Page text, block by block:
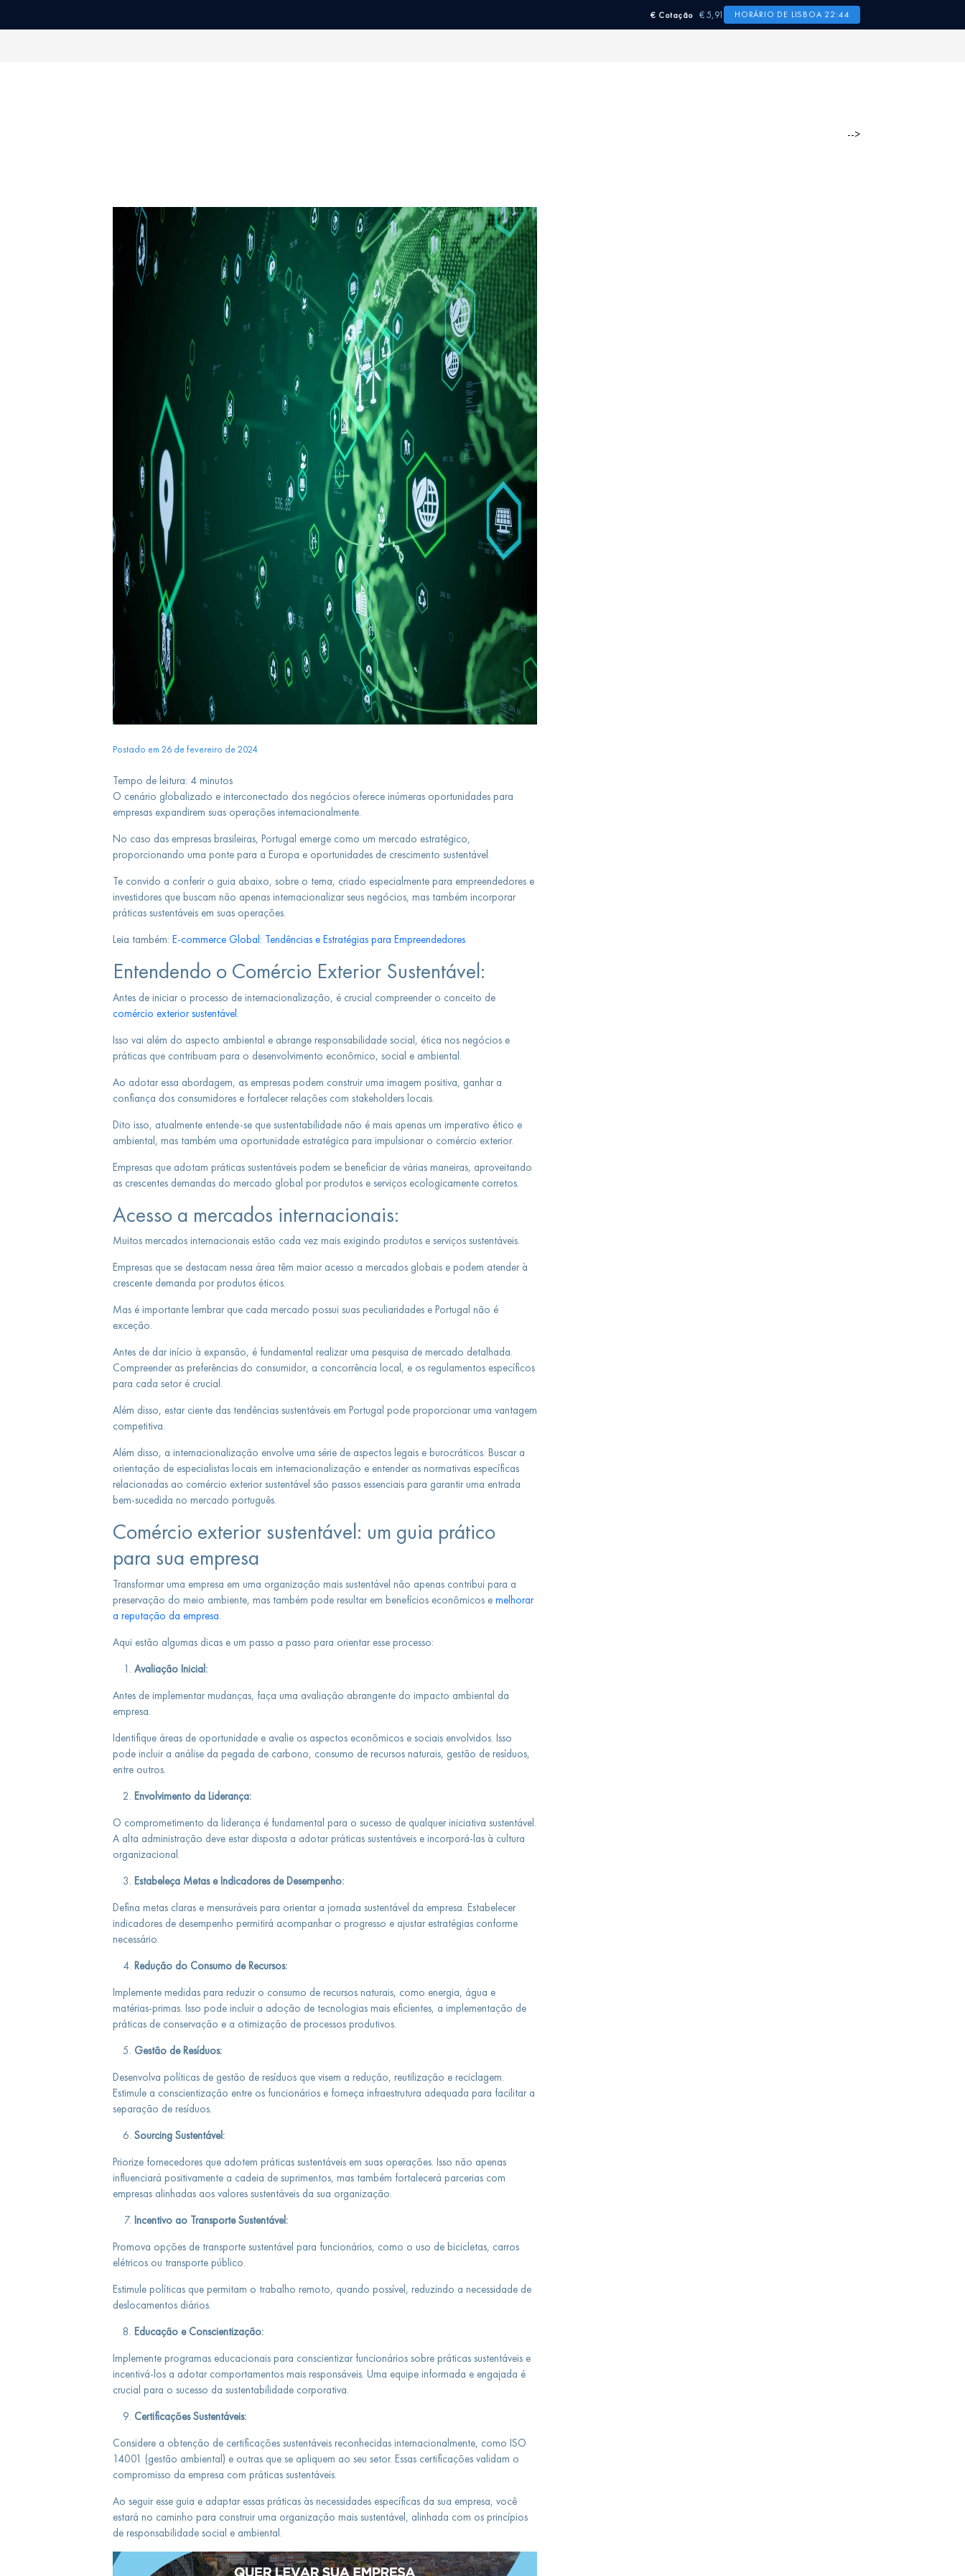
€ Cotação € 5,91 HORÁRIO DE LISBOA 22:44
Postado em 26 de fevereiro de 2024
Tempo de leitura: 4 minutos
O cenário globalizado e interconectado dos negócios oferece inúmeras oportunidades para
empresas expandirem suas operações internacionalmente.
No caso das empresas brasileiras, Portugal emerge como um mercado estratégico,
proporcionando uma ponte para a Europa e oportunidades de crescimento sustentável.
Te convido a conferir o guia abaixo, sobre o tema, criado especialmente para empreendedores e
investidores que buscam não apenas internacionalizar seus negócios, mas também incorporar
práticas sustentáveis em suas operações.
Leia também: E-commerce Global: Tendências e Estratégias para Empreendedores
Entendendo o Comércio Exterior Sustentável:
Antes de iniciar o processo de internacionalização, é crucial compreender o conceito de
comércio exterior sustentável
Isso vai além do aspecto ambiental e abrange responsabilidade social, ética nos negócios e
práticas que contribuam para o desenvolvimento econômico, social e ambiental.
Ao adotar essa abordagem, as empresas podem construir uma imagem positiva, ganhar a
confiança dos consumidores e fortalecer relações com stakeholders locais.
Dito isso, atualmente entende-se que sustentabilidade não é mais apenas um imperativo ético e
ambiental, mas também uma oportunidade estratégica para impulsionar o comércio exterior.
Empresas que adotam práticas sustentáveis podem se beneficiar de várias maneiras, aproveitando
as crescentes demandas do mercado global por produtos e serviços ecologicamente corretos.
Acesso a mercados internacionais:
Muitos mercados internacionais estão cada vez mais exigindo produtos e serviços sustentáveis.
Empresas que se destacam nessa área têm maior acesso a mercados globais e podem atender à
crescente demanda por produtos éticos.
Mas é importante lembrar que cada mercado possui suas peculiaridades e Portugal não é
exceção.
Antes de dar início à expansão, é fundamental realizar uma pesquisa de mercado detalhada.
Compreender as preferências do consumidor, a concorrência local, e os regulamentos específicos
para cada setor é crucial.
Além disso, estar ciente das tendências sustentáveis em Portugal pode proporcionar uma vantagem
competitiva.
Além disso, a internacionalização envolve uma série de aspectos legais e burocráticos. Buscar a
orientação de especialistas locais em internacionalização e entender as normativas específicas
relacionadas ao comércio exterior sustentável são passos essenciais para garantir uma entrada
bem-sucedida no mercado português.
Comércio exterior sustentável: um guia prático
para sua empresa
Transformar uma empresa em uma organização mais sustentável não apenas contribui para a
preservação do meio ambiente, mas também pode resultar em benefícios econômicos e melhorar
a reputação da empresa
Aqui estão algumas dicas e um passo a passo para orientar esse processo:
Avaliação Inicial:
Antes de implementar mudanças, faça uma avaliação abrangente do impacto ambiental da
empresa.
Identifique áreas de oportunidade e avalie os aspectos econômicos e sociais envolvidos. Isso
pode incluir a análise da pegada de carbono, consumo de recursos naturais, gestão de resíduos,
entre outros.
Envolvimento da Liderança:
O comprometimento da liderança é fundamental para o sucesso de qualquer iniciativa sustentável.
A alta administração deve estar disposta a adotar práticas sustentáveis e incorporá-las à cultura
organizacional.
Estabeleça Metas e Indicadores de Desempenho:
Defina metas claras e mensuráveis para orientar a jornada sustentável da empresa. Estabelecer
indicadores de desempenho permitirá acompanhar o progresso e ajustar estratégias conforme
necessário.
Redução do Consumo de Recursos:
Implemente medidas para reduzir o consumo de recursos naturais, como energia, água e
matérias-primas. Isso pode incluir a adoção de tecnologias mais eficientes, a implementação de
práticas de conservação e a otimização de processos produtivos.
Gestão de Resíduos:
Desenvolva políticas de gestão de resíduos que visem a redução, reutilização e reciclagem.
Estimule a conscientização entre os funcionários e forneça infraestrutura adequada para facilitar a
separação de resíduos.
Sourcing Sustentável:
Priorize fornecedores que adotem práticas sustentáveis em suas operações. Isso não apenas
influenciará positivamente a cadeia de suprimentos, mas também fortalecerá parcerias com
empresas alinhadas aos valores sustentáveis da sua organização.
Incentivo ao Transporte Sustentável:
Promova opções de transporte sustentável para funcionários, como o uso de bicicletas, carros
elétricos ou transporte público.
Estimule políticas que permitam o trabalho remoto, quando possível, reduzindo a necessidade de
deslocamentos diários.
Educação e Conscientização:
Implemente programas educacionais para conscientizar funcionários sobre práticas sustentáveis e
incentivá-los a adotar comportamentos mais responsáveis. Uma equipe informada e engajada é
crucial para o sucesso da sustentabilidade corporativa.
Certificações Sustentáveis:
Considere a obtenção de certificações sustentáveis reconhecidas internacionalmente, como ISO
14001 (gestão ambiental) e outras que se apliquem ao seu setor. Essas certificações validam o
compromisso da empresa com práticas sustentáveis.
Ao seguir esse guia e adaptar essas práticas às necessidades específicas da sua empresa, você
estará no caminho para construir uma organização mais sustentável, alinhada com os princípios
de responsabilidade social e ambiental.
-->